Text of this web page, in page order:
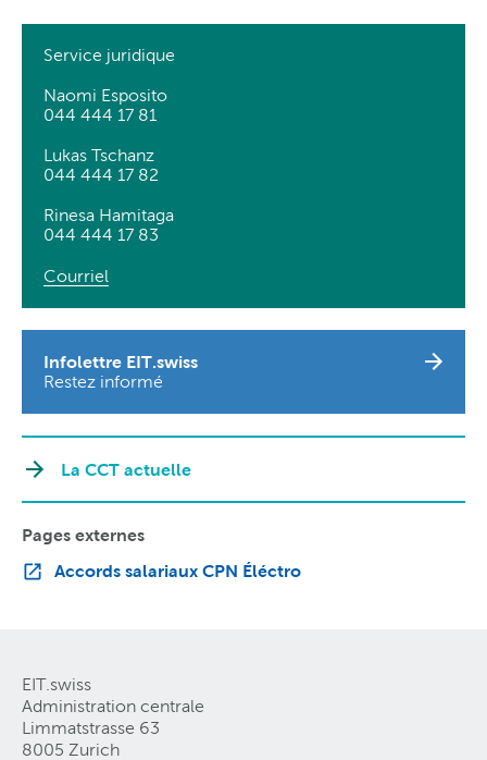
Service juridique
Naomi Esposito
044 444 17 81
Lukas Tschanz
044 444 17 82
Rinesa Hamitaga
044 444 17 83
Courriel
Infolettre EIT.swiss
Restez informé
La CCT actuelle
Pages externes
Accords salariaux CPN Éléctro
EIT.swiss
Administration centrale
Limmatstrasse 63
8005 Zurich